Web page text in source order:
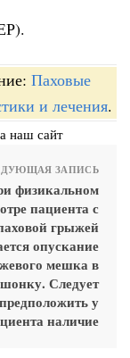
Паховые
и лечения.
наш сайт
ЗАПИСЬ
физикальном
пациента с
грыжей
опускание
мешка в
Следует
предположить у
наличие